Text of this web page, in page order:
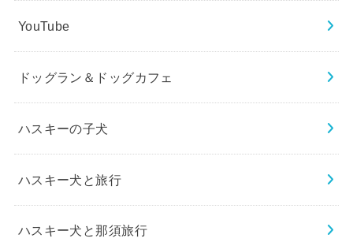
YouTube
ドッグラン＆ドッグカフェ
ハスキーの子犬
ハスキー犬と旅行
ハスキー犬と那須旅行